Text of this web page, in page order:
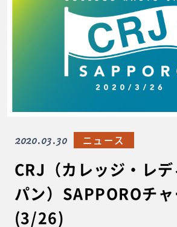
CRJ（カレッジ・レデ
パン）SAPPOROチ
(3/26)
2020.03.30 ニュース